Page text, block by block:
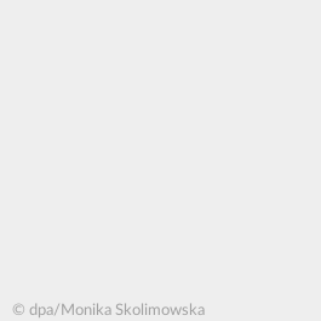
© dpa/Monika Skolimowska